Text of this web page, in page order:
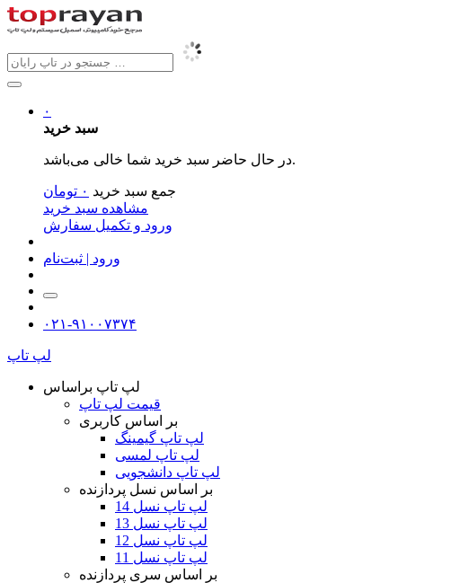
۰
سبد خرید
در حال حاضر سبد خرید شما خالی می‌باشد.
جمع سبد خرید ۰ تومان
مشاهده سبد خرید
ورود و تکمیل سفارش
ورود | ثبت‌نام
۰۲۱-۹۱۰۰۷۳۷۴
لپ تاپ
لپ تاپ براساس
قیمت لپ تاپ
بر اساس کاربری
لپ تاپ گیمینگ
لپ تاپ لمسی
لپ تاپ دانشجویی
بر اساس نسل پردازنده
لپ تاپ نسل 14
لپ تاپ نسل 13
لپ تاپ نسل 12
لپ تاپ نسل 11
بر اساس سری پردازنده